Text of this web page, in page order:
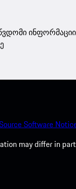
Software
may differ in